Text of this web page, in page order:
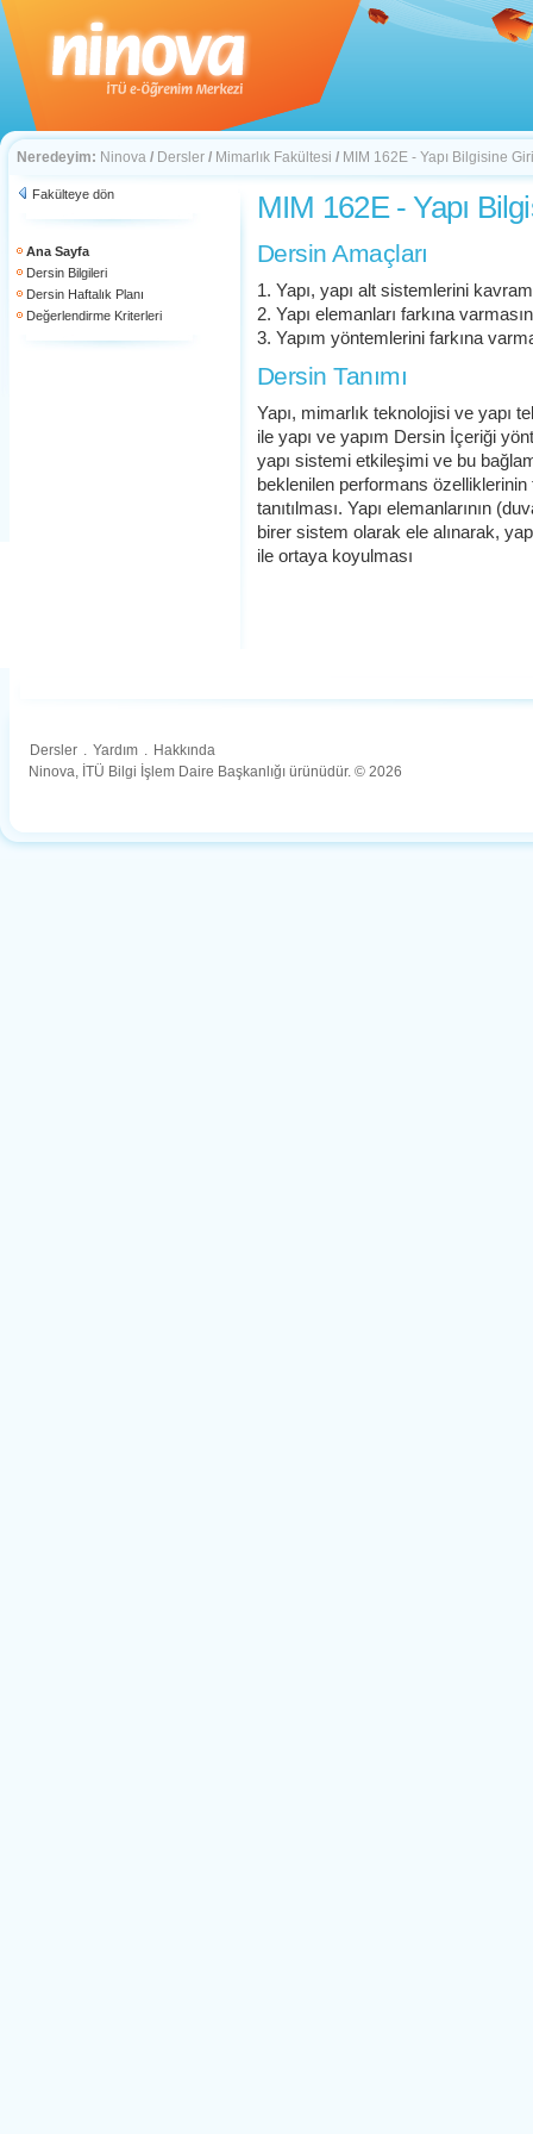
Neredeyim: Ninova / Dersler / Mimarlık Fakültesi / MIM 162E - Yapı Bilgisine
Fakülteye dön
Ana Sayfa
Dersin Bilgileri
Dersin Haftalık Planı
Değerlendirme Kriterleri
MIM 162E - Yapı
Dersin Amaçları
1. Yapı, yapı alt sistemlerini
2. Yapı elemanları farkına
3. Yapım yöntemlerini farkına
Dersin Tanımı
Yapı, mimarlık teknolojisi ve yapı
ile yapı ve yapım Dersin İçeriği
yapı sistemi etkileşimi ve bu
beklenilen performans özelliklerinin
tanıtılması. Yapı elemanlarının
birer sistem olarak ele alınarak,
ile ortaya koyulması
Dersler . Yardım . Hakkında
Ninova, İTÜ Bilgi İşlem Daire Başkanlığı ürünüdür. © 2026